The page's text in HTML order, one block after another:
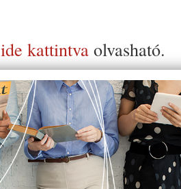
ide kattintva olvasható.